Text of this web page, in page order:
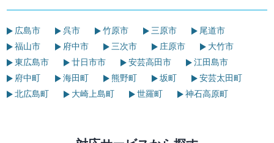
広島市 呉市 竹原市 三原市
尾道市
福山市
府中市 三次市 庄原市
大竹市
東広島市
廿日市市 安芸高田市
江田島市
府中町
海田町 熊野町 坂町
安芸太田町
北広島町
大崎上島町 世羅町 神石高原町